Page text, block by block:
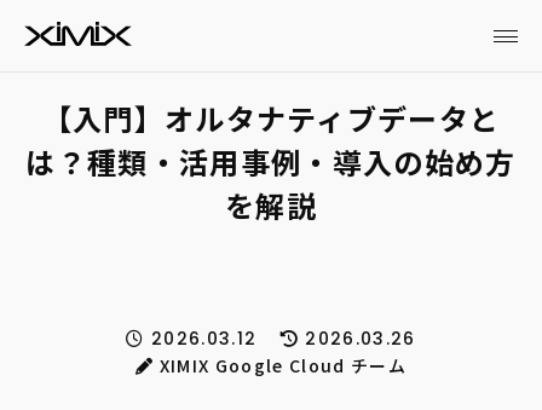
【入門】オルタナティブデータと
は？種類・活用事例・導入の始め方
を解説
2026.03.12
2026.03.26
XIMIX Google Cloud チーム